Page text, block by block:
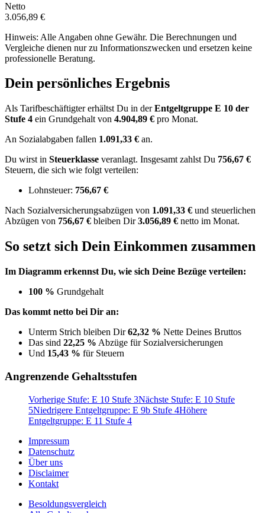
Netto
3.056,89 €
Hinweis: Alle Angaben ohne Gewähr. Die Berechnungen und
Vergleiche dienen nur zu Informationszwecken und ersetzen keine
professionelle Beratung.
Dein persönliches Ergebnis
Als Tarifbeschäftigter erhältst Du in derEntgeltgruppe E 10 der
Stufe 4 ein Grundgehalt von 4.904,89 € pro Monat.
An Sozialabgaben fallen 1.091,33 € an.
Du wirst in Steuerklasse veranlagt. Insgesamt zahlst Du 756,67 €
Steuern, die sich wie folgt verteilen:
Lohnsteuer: 756,67 €
Nach Sozialversicherungsabzügen von 1.091,33 € und steuerlichen
Abzügen von 756,67 € bleiben Dir3.056,89 € netto im Monat.
So setzt sich Dein Einkommen zusammen
Im Diagramm erkennst Du, wie sich Deine Bezüge verteilen:
100 % Grundgehalt
Das kommt netto bei Dir an:
Unterm Strich bleiben Dir62,32 % Nette Deines Bruttos
Das sind 22,25 % Abzüge für Sozialversicherungen
Und 15,43 % für Steuern
Angrenzende Gehaltsstufen
Vorherige Stufe: E 10 Stufe 3Nächste Stufe: E 10 Stufe
5Niedrigere Entgeltgruppe: E 9b Stufe 4Höhere
Entgeltgruppe: E 11 Stufe 4
Impressum
Datenschutz
Über uns
Disclaimer
Kontakt
Besoldungsvergleich